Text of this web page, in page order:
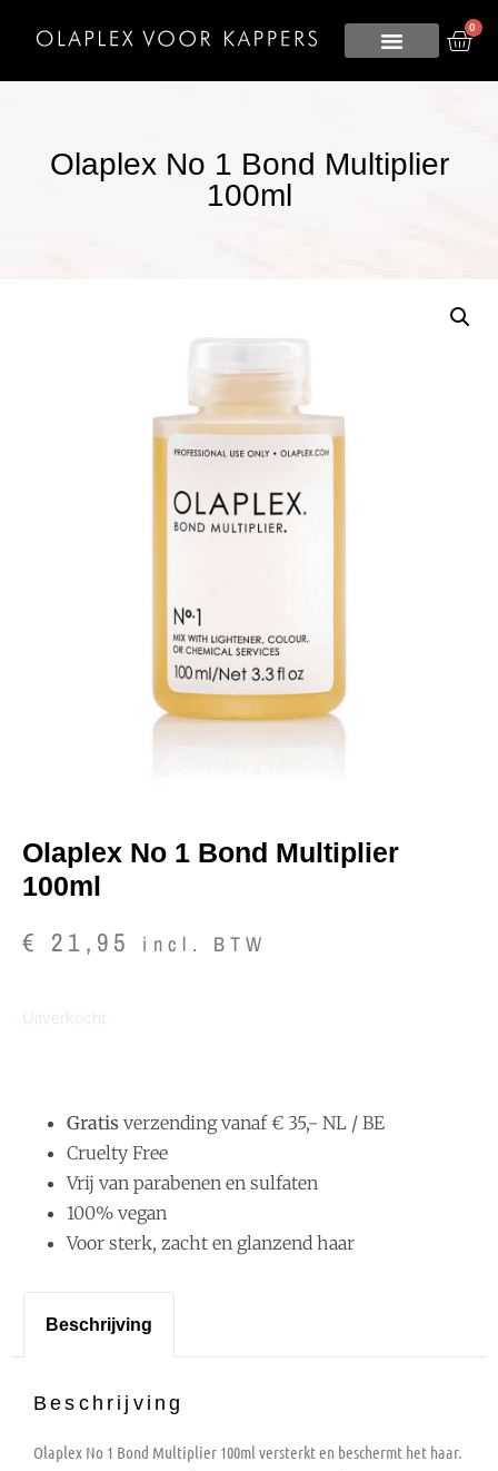
0
Olaplex No 1 Bond Multiplier
100ml
Olaplex No 1 Bond Multiplier
100ml
€ 21,95 incl. BTW
Uitverkocht
Gratis verzending vanaf € 35,- NL / BE
Cruelty Free
Vrij van parabenen en sulfaten
100% vegan
Voor sterk, zacht en glanzend haar
Beschrijving
Beschrijving
Olaplex No 1 Bond Multiplier 100ml versterkt en beschermt het haar.